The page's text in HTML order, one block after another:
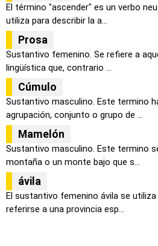
El término "ascender" es un verbo
utiliza para describir la a...
Prosa
Sustantivo femenino. Se refiere a
lingüística que, contrario ...
Cúmulo
Sustantivo masculino. Este termino
agrupación, conjunto o grupo de ...
Mamelón
Sustantivo masculino. Este termino
montaña o un monte bajo que s...
ávila
El sustantivo femenino ávila se
referirse a una provincia esp...